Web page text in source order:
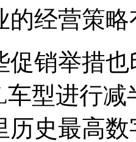
的经营策
促销举措
车型进行减
历史最高数